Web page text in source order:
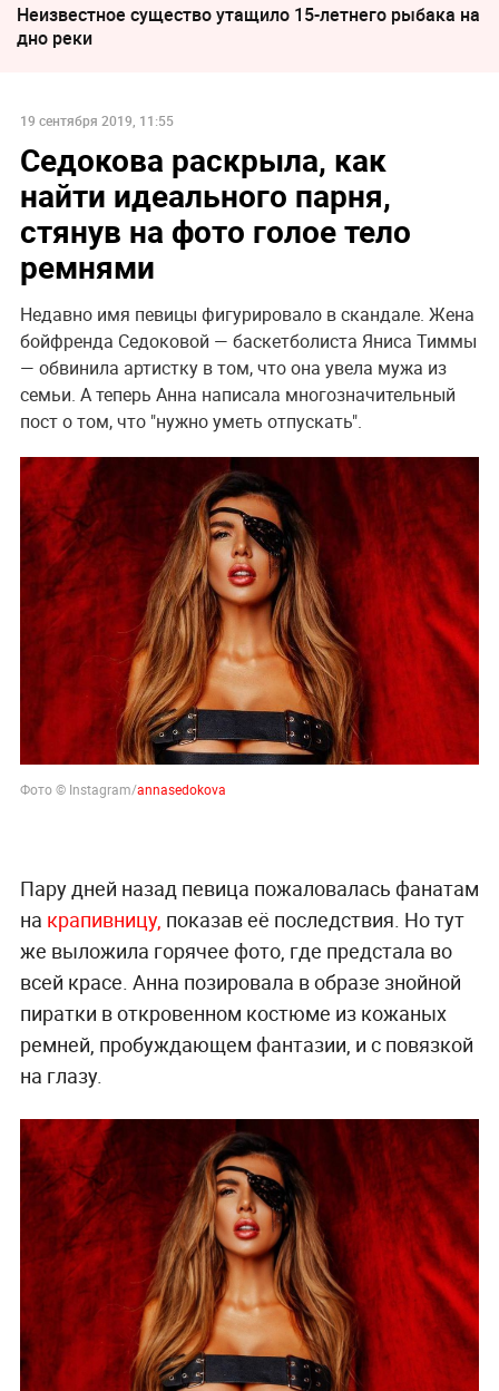
Неизвестное существо утащило 15-летнего рыбака на
дно реки
19 сентября 2019, 11:55
Седокова раскрыла, как
найти идеального парня,
стянув на фото голое тело
ремнями
Недавно имя певицы фигурировало в скандале. Жена
бойфренда Седоковой — баскетболиста Яниса Тиммы
— обвинила артистку в том, что она увела мужа из
семьи. А теперь Анна написала многозначительный
пост о том, что "нужно уметь отпускать".
Фото © Instagram/annasedokova
Пару дней назад певица пожаловалась фанатам
на крапивницу, показав её последствия. Но тут
же выложила горячее фото, где предстала во
всей красе. Анна позировала в образе знойной
пиратки в откровенном костюме из кожаных
ремней, пробуждающем фантазии, и с повязкой
на глазу.